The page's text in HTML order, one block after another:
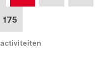
175
activiteiten